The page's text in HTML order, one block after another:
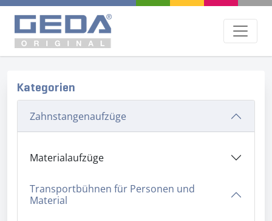
Kategorien
Zahnstangenaufzüge
Materialaufzüge
Transportbühnen für Personen und
Material